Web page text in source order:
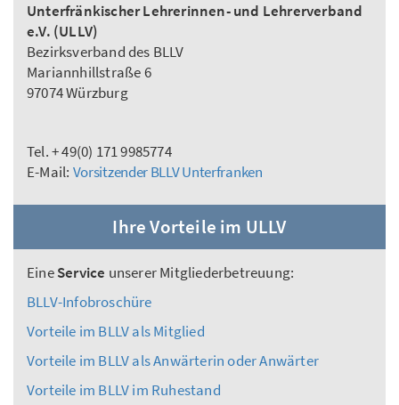
Unterfränkischer Lehrerinnen- und Lehrerverband
e.V. (ULLV)
Bezirksverband des BLLV
Mariannhillstraße 6
97074 Würzburg
Tel. + 49(0) 171 9985774
E-Mail: Vorsitzender BLLV Unterfranken
Ihre Vorteile im ULLV
EineService unserer Mitgliederbetreuung:
BLLV-Infobroschüre
Vorteile im BLLV als Mitglied
Vorteile im BLLV als Anwärterin oder Anwärter
Vorteile im BLLV im Ruhestand